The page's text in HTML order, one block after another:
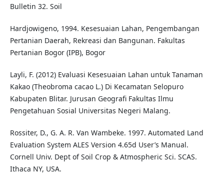
Bulletin 32. Soil
Hardjowigeno, 1994. Kesesuaian Lahan, Pengembangan
Pertanian Daerah, Rekreasi dan Bangunan. Fakultas
Pertanian Bogor (IPB), Bogor
Layli, F. (2012) Evaluasi Kesesuaian Lahan untuk Tanaman
Kakao (Theobroma cacao L.) Di Kecamatan Selopuro
Kabupaten Blitar. Jurusan Geografi Fakultas Ilmu
Pengetahuan Sosial Universitas Negeri Malang.
Rossiter, D., G. A. R. Van Wambeke. 1997. Automated Land
Evaluation System ALES Version 4.65d User’s Manual.
Cornell Univ. Dept of Soil Crop & Atmospheric Sci. SCAS.
Ithaca NY, USA.